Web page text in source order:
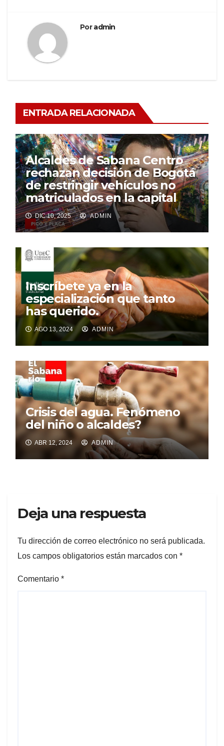
Poradmin
ENTRADA RELACIONADA
Alcaldes de Sabana Centro
rechazan decisión de Bogotá
de restringir vehículos no
matriculados en la capital
DIC 10, 2025 ADMIN
Inscríbete ya en la
especialización que tanto
has querido.
AGO 13, 2024 ADMIN
Crisis del agua. Fenómeno
del niño o alcaldes?
ABR 12, 2024 ADMIN
Deja una respuesta
Tu dirección de correo electrónico no será publicada.
Los campos obligatorios están marcados con *
Comentario *